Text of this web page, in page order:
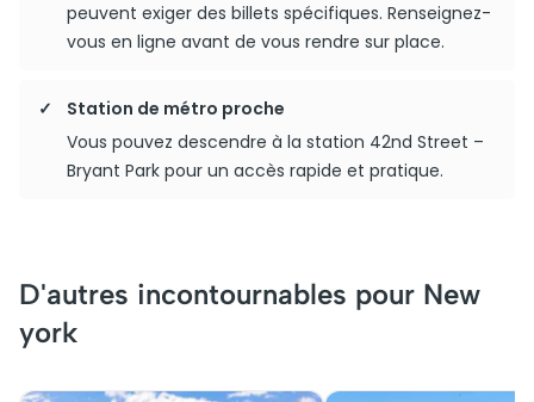
peuvent exiger des billets spécifiques. Renseignez-
vous en ligne avant de vous rendre sur place.
Station de métro proche
Vous pouvez descendre à la station 42nd Street –
Bryant Park pour un accès rapide et pratique.
D'autres incontournables pour New
york